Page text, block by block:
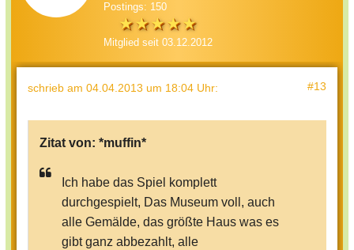
Postings: 150
Mitglied seit 03.12.2012
schrieb am 04.04.2013 um 18:04 Uhr: #13
Zitat von: *muffin*
Ich habe das Spiel komplett
durchgespielt, Das Museum voll, auch
alle Gemälde, das größte Haus was es
gibt ganz abbezahlt, alle